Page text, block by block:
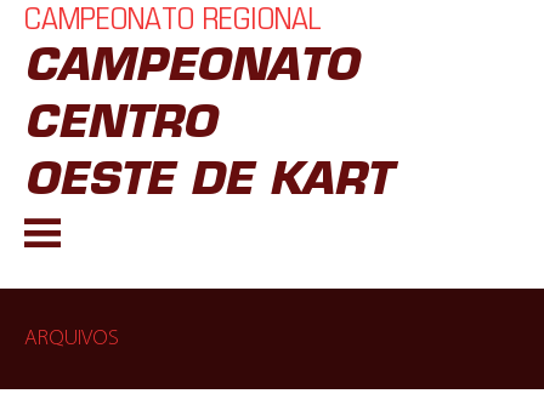
CAMPEONATO REGIONAL
CAMPEONATO
CENTRO
OESTE DE KART
ARQUIVOS